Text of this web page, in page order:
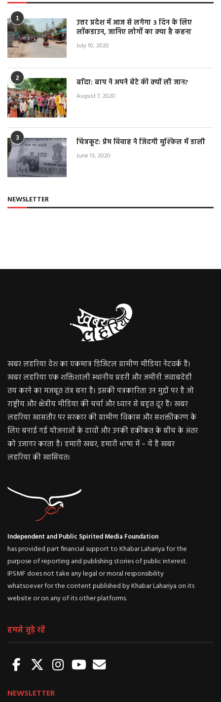
1
उत्तर प्रदेश में आज से लगेगा 3 दिन के लिए
लॉकडाउन, जानिए लोगों का क्या है कहना
July 10, 2020
2 बाँदा: बाप ने अपने बेटे की क्यों ली जान?
August 7, 2020
3 चित्रकूट: प्रेम विवाह ने जिंदगी मुश्किल में डाली
June 13, 2020
NEWSLETTER
खबर लहरिया देश का एकमात्र डिजिटल ग्रामीण मीडिया नेटवर्क है।
खबर लहरिया एक शक्तिशाली स्थानीय प्रहरी और जमीनी जवाबदेही
तय करने का मजबूत तंत्र बना है। इसकी पत्रकारिता उन मुद्दों पर है जो
राष्ट्रीय और क्षेत्रीय मीडिया की चर्चा और ध्यान से बहुत दूर हैं। खबर
लहरिया खासतौर पर सरकार की ग्रामीण विकास और सशक्तीकरण के
लिए बनाई गई योजनाओं के दावों और उनकी हकीकत के बीच के अंतर
को उजागर करता है। हमारी खबर, हमारी भाषा में – ये है खबर
लहरिया की खासियत।
Independent and Public Spirited Media Foundation
has provided part financial support to Khabar Lahariya for the
purpose of reporting and publishing stories of public interest.
IPSMF does not take any legal or moral responsibility
whatsoever for the content published by Khabar Lahariya on its
website or on any of its other platforms.
हमसे जुड़े रहें
NEWSLETTER